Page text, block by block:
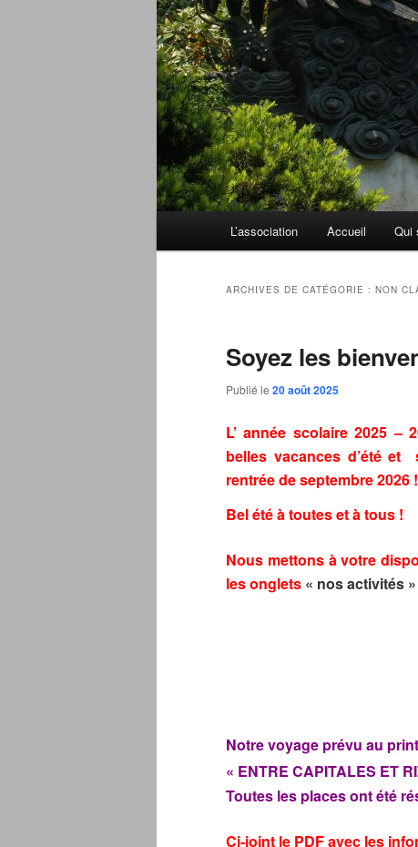
L’association Accueil Qui
ARCHIVES DE CATÉGORIE : NON
Soyez les
Publié le 20 août 2025
L’ année scolaire 2025
belles vacances d’été
rentrée de septembre 2026 !
Bel été à toutes et à tous !
Nous mettons à votre
les onglets « nos activités »
Notre voyage prévu au
« ENTRE CAPITALES
Toutes les places ont été
Ci-joint le PDF avec les